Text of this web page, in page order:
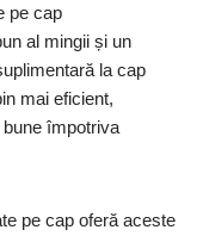
pe cap
al mingii și un
la cap
mai eficient,
împotriva
pe cap oferă aceste